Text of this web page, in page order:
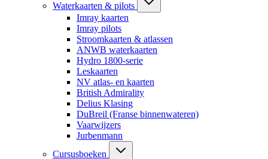
Waterkaarten & pilots
Imray kaarten
Imray pilots
Stroomkaarten & atlassen
ANWB waterkaarten
Hydro 1800-serie
Leskaarten
NV atlas- en kaarten
British Admirality
Delius Klasing
DuBreil (Franse binnenwateren)
Vaarwijzers
Jurbenmann
Cursusboeken